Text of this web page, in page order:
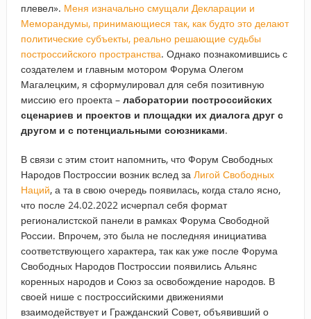
плевел». Меня изначально смущали Декларации и
Меморандумы, принимающиеся так, как будто это делают
политические субъекты, реально решающие судьбы
построссийского пространства. Однако познакомившись с
создателем и главным мотором Форума Олегом
Магалецким, я сформулировал для себя позитивную
миссию его проекта – лаборатории построссийских
сценариев и проектов и площадки их диалога друг с
другом и с потенциальными союзниками.
В связи с этим стоит напомнить, что Форум Свободных
Народов Построссии возник вслед за Лигой Свободных
Наций, а та в свою очередь появилась, когда стало ясно,
что после 24.02.2022 исчерпал себя формат
регионалистской панели в рамках Форума Свободной
России. Впрочем, это была не последняя инициатива
соответствующего характера, так как уже после Форума
Свободных Народов Построссии появились Альянс
коренных народов и Союз за освобождение народов. В
своей нише с построссийскими движениями
взаимодействует и Гражданский Совет, объявивший о